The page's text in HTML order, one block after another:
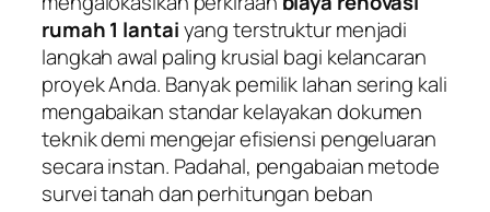
rumah 1 lantaiyang terstruktur menjadi
langkah awal paling krusial bagi kelancaran
proyek Anda. Banyak pemilik lahan sering kali
mengabaikan standar kelayakan dokumen
teknik demi mengejar efisiensi pengeluaran
secara instan. Padahal, pengabaian metode
survei tanah dan perhitungan beban